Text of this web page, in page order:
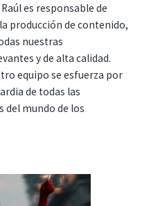
es responsable de
producción de contenido,
nuestras
y de alta calidad.
equipo se esfuerza por
de todas las
del mundo de los